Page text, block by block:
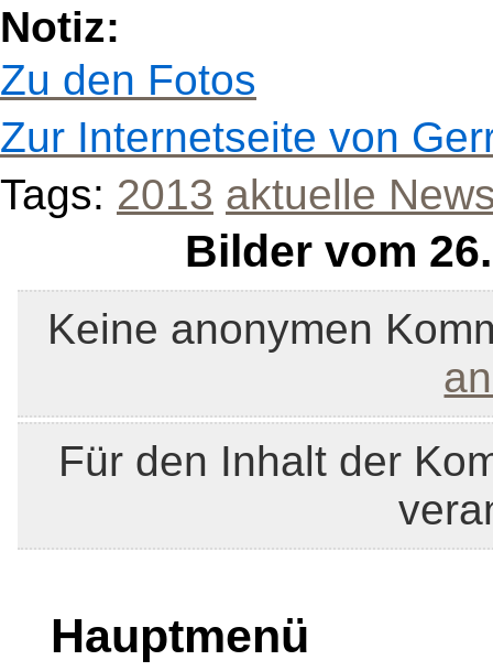
Notiz:
Zu den Fotos
Zur Internetseite von
Tags: 2013 aktuelle
Bilder vom
Keine anonymen
Für den Inhalt der
Hauptmenü